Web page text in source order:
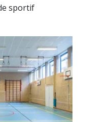
sportif